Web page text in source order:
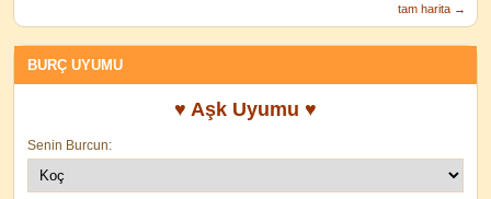
tam harita →
BURÇ UYUMU
♥ Aşk Uyumu ♥
Senin Burcun: